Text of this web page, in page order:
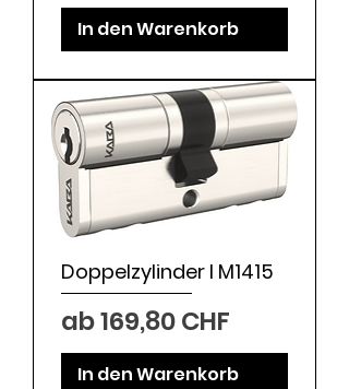
In den Warenkorb
Doppelzylinder I M1415
ab169,80 CHF
Sale-Preis
In den Warenkorb